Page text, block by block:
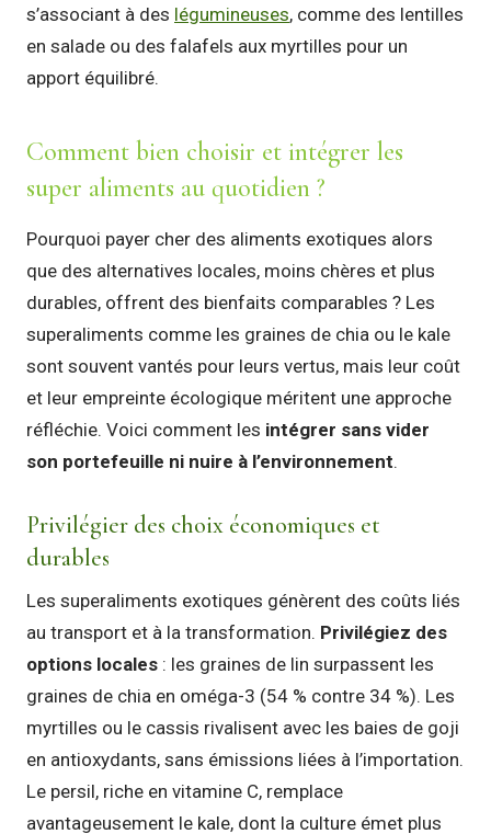
s’associant à des légumineuses, comme des lentilles
en salade ou des falafels aux myrtilles pour un
apport équilibré.
Comment bien choisir et intégrer les
super aliments au quotidien ?
Pourquoi payer cher des aliments exotiques alors
que des alternatives locales, moins chères et plus
durables, offrent des bienfaits comparables ? Les
superaliments comme les graines de chia ou le kale
sont souvent vantés pour leurs vertus, mais leur coût
et leur empreinte écologique méritent une approche
réfléchie. Voici comment les intégrer sans vider
son portefeuille ni nuire à l’environnement.
Privilégier des choix économiques et
durables
Les superaliments exotiques génèrent des coûts liés
au transport et à la transformation. Privilégiez des
options locales : les graines de lin surpassent les
graines de chia en oméga-3 (54 % contre 34 %). Les
myrtilles ou le cassis rivalisent avec les baies de goji
en antioxydants, sans émissions liées à l’importation.
Le persil, riche en vitamine C, remplace
avantageusement le kale, dont la culture émet plus